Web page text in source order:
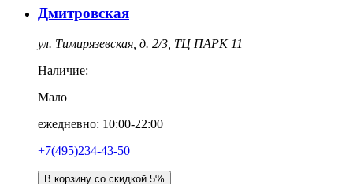
Дмитровская
ул. Тимирязевская, д. 2/3, ТЦ ПАРК 11
Наличие:
Мало
ежедневно: 10:00-22:00
+7(495)234-43-50
В корзину со скидкой 5%